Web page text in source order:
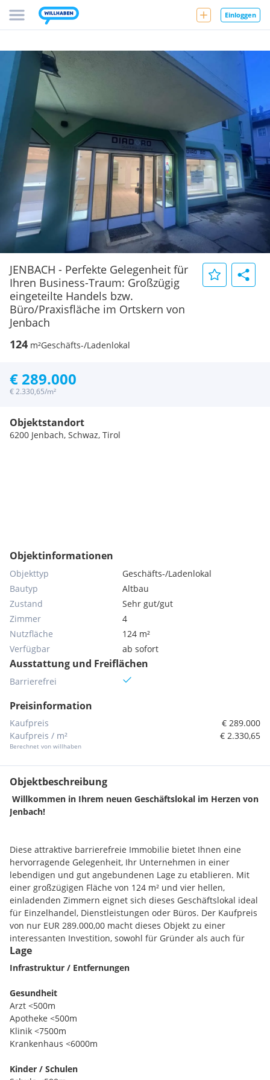
Einloggen
JENBACH - Perfekte Gelegenheit für
Ihren Business-Traum: Großzügig
eingeteilte Handels bzw.
Büro/Praxisfläche im Ortskern von
Jenbach
124 m²Geschäfts-/Ladenlokal
€ 289.000
€ 2.330,65/m²
Objektstandort
6200 Jenbach, Schwaz, Tirol
Objektinformationen
Objekttyp
Geschäfts-/Ladenlokal
Bautyp
Altbau
Zustand
Sehr gut/gut
Zimmer
4
Nutzfläche
124 m²
Verfügbar
ab sofort
Ausstattung und Freiflächen
Barrierefrei
Preisinformation
Kaufpreis
€ 289.000
Kaufpreis / m²
Berechnet von willhaben
€ 2.330,65
Objektbeschreibung
Willkommen in Ihrem neuen Geschäftslokal im Herzen von
Jenbach!
Diese attraktive barrierefreie Immobilie bietet Ihnen eine
hervorragende Gelegenheit, Ihr Unternehmen in einer
lebendigen und gut angebundenen Lage zu etablieren. Mit
einer großzügigen Fläche von 124 m² und vier hellen,
einladenden Zimmern eignet sich dieses Geschäftslokal ideal
für Einzelhandel, Dienstleistungen oder Büros. Der Kaufpreis
von nur EUR 289.000,00 macht dieses Objekt zu einer
interessanten Investition, sowohl für Gründer als auch für
etablierte Unternehmen, die ihren Standort verlagern
möchten.
Die Verkehrsanbindung könnte nicht besser sein! In
unmittelbarer Nähe finden Sie sowohl eine Busstation als
auch den Bahnhof, die eine bequeme Anreise für Ihre
wenige Minuten entfernt und sorgt dafür, dass Sie und Ihre
Kunden schnell und unkompliziert zu erreichen sind. Die
Lage
Infrastruktur / Entfernungen
Gesundheit
Arzt <500m
Apotheke <500m
Klinik <7500m
Krankenhaus <6000m
Kinder / Schulen